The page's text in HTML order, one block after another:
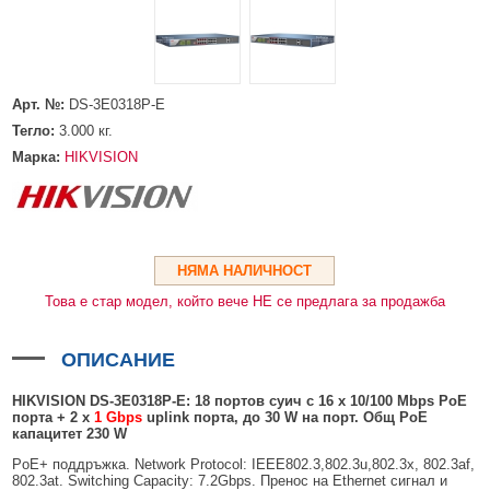
ГЪВКАВИ ГОФРИРАНИ ТРЪБИ
POE УДЪЛЖИТЕЛИ И POE СПЛИТЕРИ
МИКРОФОНИ И ГОВОРИТЕЛИ ЗА ВИДЕОНАБЛЮДЕНИЕ
ГРЪМОЗАЩИТИ
ОБЕКТИВИ ЗА ОХРАНИТЕЛНИ КАМЕРИ
КОНЕКТОРИ
БЕЗЖИЧНИ МИШКИ И ЕЛЕКТРИЧЕСКИ РАЗКЛОНИТЕЛИ
БЕЗЖИЧНИ АЛАРМЕНИ ПАНЕЛИ (ХЪБ) AJAX
БЕЗЖИЧНИ РАЗШИРИТЕЛИ НА ОБХВАТ AJAX
БЕЗЖИЧНИ АЛАРМЕНИ СИСТЕМИ HIKVISION AX PRO
БЕЗЖИЧНИ ПАНЕЛИ HIKVISION AX PRO
КОМУНИКАЦИОННИ ШКАФОВЕ
Арт. №: DS-3E0318P-E
Тегло:3.000 кг.
Марка: HIKVISION
НЯМА НАЛИЧНОСТ
Това е стар модел, който вече НЕ се предлага за продажба
ОПИСАНИЕ
HIKVISION DS-3E0318P-E: 18 портов суич с16 x 10/100 Mbps PoE
порта + 2 x 1Gbps uplink порта, до 30 W на порт. Общ PoE
капацитет230 W
PoE+ поддръжка. Network Protocol: IEEE802.3,802.3u,802.3x, 802.3af,
802.3at. Switching Capacity: 7.2Gbps. Пренос на Ethernet сигнал и